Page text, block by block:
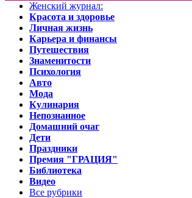
Женский журнал:
Красота и здоровье
Личная жизнь
Карьера и финансы
Путешествия
Знаменитости
Психология
Авто
Мода
Кулинария
Непознанное
Домашний очаг
Дети
Праздники
Премия "ГРАЦИЯ"
Библиотека
Видео
Все рубрики